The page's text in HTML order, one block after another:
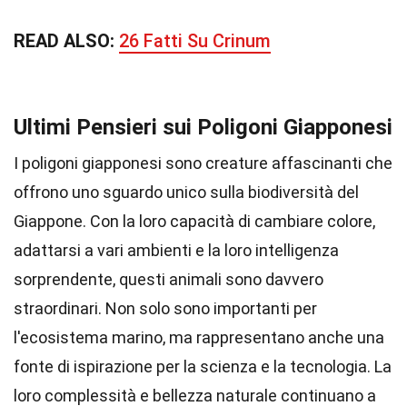
READ ALSO: 26 Fatti Su Crinum
Ultimi Pensieri sui Poligoni Giapponesi
I poligoni giapponesi sono creature affascinanti che
offrono uno sguardo unico sulla biodiversità del
Giappone. Con la loro capacità di cambiare colore,
adattarsi a vari ambienti e la loro intelligenza
sorprendente, questi animali sono davvero
straordinari. Non solo sono importanti per
l'ecosistema marino, ma rappresentano anche una
fonte di ispirazione per la scienza e la tecnologia. La
loro complessità e bellezza naturale continuano a